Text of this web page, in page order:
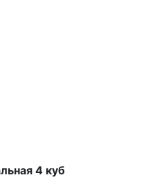
4 куб